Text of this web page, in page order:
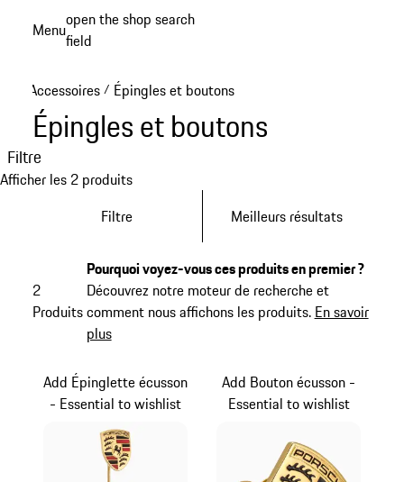
Menuopen the shop search
field
Accessoires / Épingles et boutons
Épingles et boutons
Filtre
Afficher les 2 produits
Filtre
Meilleurs résultats
2
Produits
Pourquoi voyez-vous ces produits en premier ?
Découvrez notre moteur de recherche et
comment nous affichons les produits. En savoir
plus
Add Épinglette écusson
- Essential to wishlist
Add Bouton écusson -
Essential to wishlist